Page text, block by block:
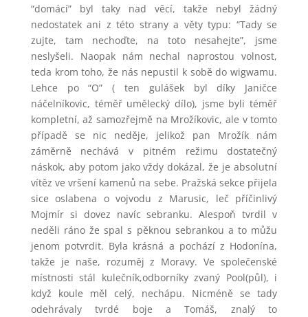
“domácí” byl taky nad věcí, takže nebyl žádný
nedostatek ani z této strany a věty typu: “Tady se
zujte, tam nechoďte, na toto nesahejte”, jsme
neslyšeli. Naopak nám nechal naprostou volnost,
teda krom toho, že nás nepustil k sobě do wigwamu.
Lehce po “O” ( ten gulášek byl díky Janičce
náčelníkovic, téměř umělecký dílo), jsme byli téměř
kompletní, až samozřejmě na Mrožíkovic, ale v tomto
případě se nic neděje, jelikož pan Mrožík nám
záměrně nechává v pitném režimu dostatečný
náskok, aby potom jako vždy dokázal, že je absolutní
vítěz ve vršení kamenů na sebe. Pražská sekce přijela
sice oslabena o vojvodu z Marusic, leč příčinlivý
Mojmír si dovez navíc sebranku. Alespoň tvrdil v
neděli ráno že spal s pěknou sebrankou a to můžu
jenom potvrdit. Byla krásná a pochází z Hodonína,
takže je naše, rozuměj z Moravy. Ve společenské
místnosti stál kulečník,odborníky zvaný Pool(půl), i
když koule měl celý, nechápu. Nicméně se tady
odehrávaly tvrdé boje a Tomáš, znalý to